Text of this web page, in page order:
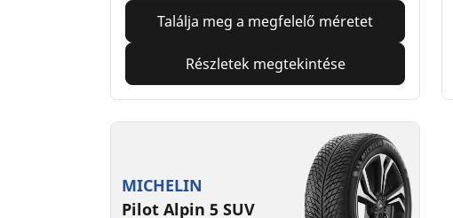
Találja meg a megfelelő méretet
Részletek megtekintése
MICHELIN
Pilot Alpin 5 SUV